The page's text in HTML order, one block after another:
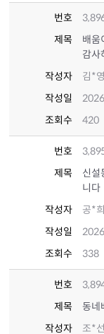
번호
제목
배움
감사
작성자
김*영
작성일
조회수
420
번호
제목
신설
니다
작성자
공*희
작성일
조회수
338
번호
제목
동네
작성자
조*선